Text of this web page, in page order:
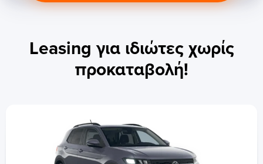
Leasing για ιδιώτες χωρίς
προκαταβολή!